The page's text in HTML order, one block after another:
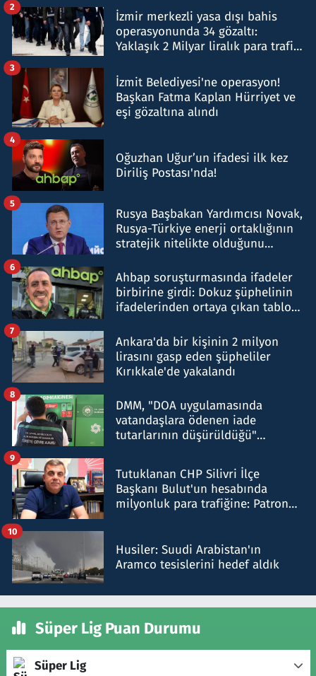
İzmir merkezli yasa dışı bahis
operasyonunda 34 gözaltı:
Yaklaşık 2 Milyar liralık para trafiği
2
İzmit Belediyesi'ne operasyon!
Başkan Fatma Kaplan Hürriyet ve
eşi gözaltına alındı
3
Oğuzhan Uğur’un ifadesi ilk kez
Diriliş Postası'nda!
4
Rusya Başbakan Yardımcısı Novak,
Rusya-Türkiye enerji ortaklığının
stratejik nitelikte olduğunu
5
Ahbap soruşturmasında ifadeler
birbirine girdi: Dokuz şüphelinin
ifadelerinden ortaya çıkan tablo
6
Ankara'da bir kişinin 2 milyon
lirasını gasp eden şüpheliler
Kırıkkale'de yakalandı
7
DMM, "DOA uygulamasında
vatandaşlara ödenen iade
tutarlarının düşürüldüğü"
8
Tutuklanan CHP Silivri İlçe
Başkanı Bulut'un hesabında
milyonluk para trafiğine: Patron
9
Husiler: Suudi Arabistan'ın
Aramco tesislerini hedef aldık
10
Süper Lig Puan Durumu
Süper Lig